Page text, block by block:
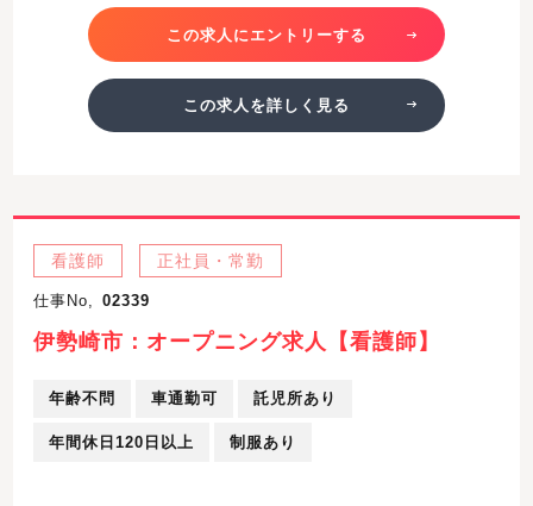
この求人にエントリーする
この求人を詳しく見る
看護師 正社員・常勤
仕事No, 02339
伊勢崎市：オープニング求人【看護師】
年齢不問 車通勤可 託児所あり
年間休日120日以上 制服あり